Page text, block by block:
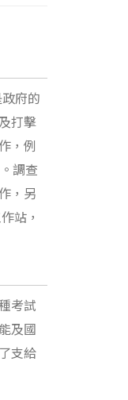
政府的
打擊
，例
調查
，另
站，
考試
及國
支給